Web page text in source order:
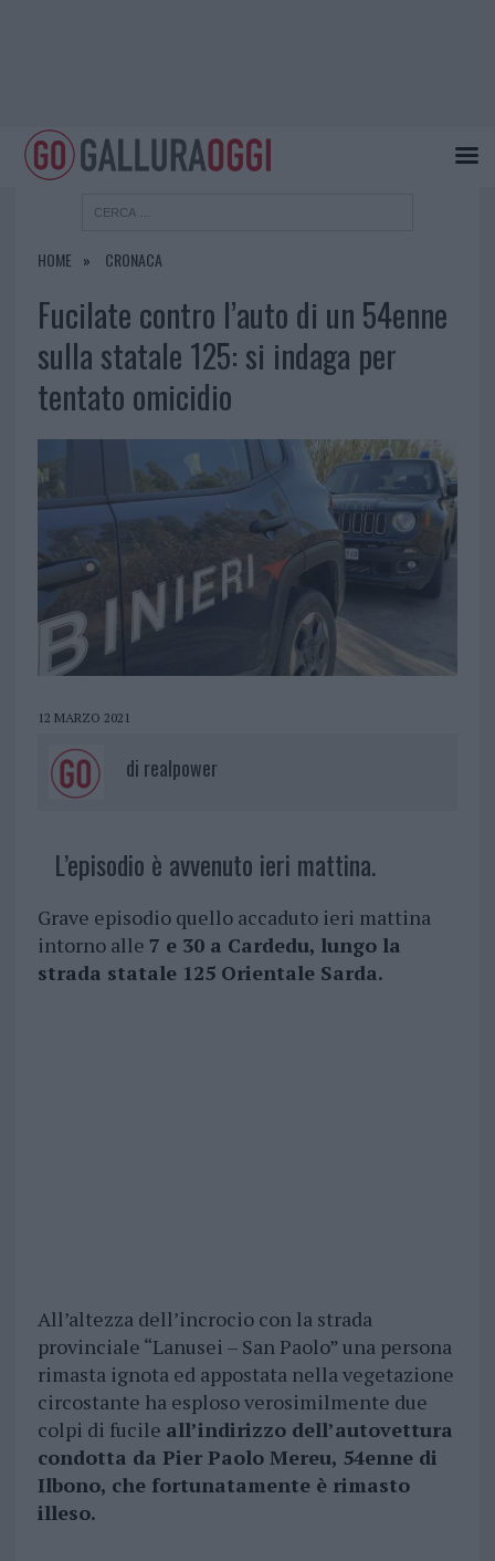
HOME CRONACA
Fucilate contro l’auto di un 54enne
sulla statale 125: si indaga per
tentato omicidio
12 MARZO 2021
di realpower
L’episodio è avvenuto ieri mattina.
Grave episodio quello accaduto ieri mattina
intorno alle 7 e 30 a Cardedu, lungo la
strada statale 125 Orientale Sarda.
All’altezza dell’incrocio con la strada
provinciale “Lanusei – San Paolo” una persona
rimasta ignota ed appostata nella vegetazione
circostante ha esploso verosimilmente due
colpi di fucile all’indirizzo dell’autovettura
condotta da Pier Paolo Mereu, 54enne di
Ilbono, che fortunatamente è rimasto
illeso.